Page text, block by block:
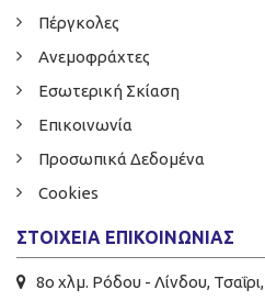
Πέργκολες
Ανεμοφράχτες
Εσωτερική Σκίαση
Επικοινωνία
Προσωπικά Δεδομένα
Cookies
ΣΤΟΙΧΕΊΑ ΕΠΙΚΟΙΝΩΝΊΑΣ
8ο χλμ. Ρόδου - Λίνδου, Τσαΐρι,